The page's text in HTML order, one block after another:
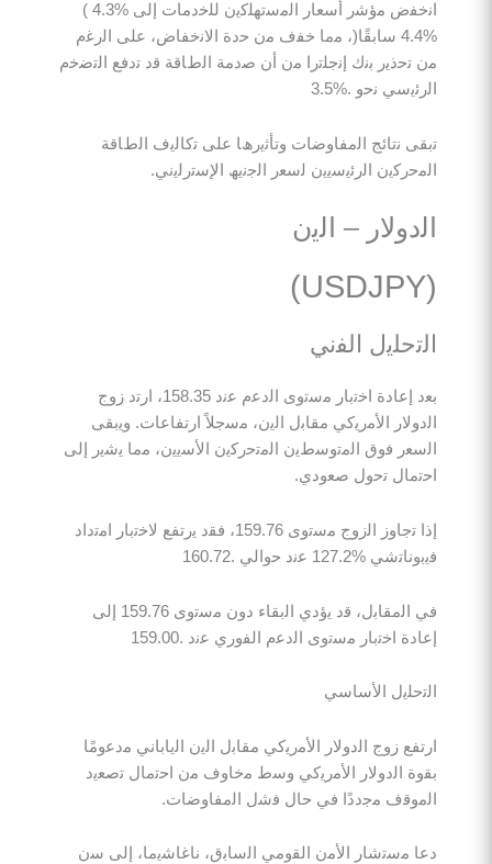
اﻧﺧﻔض ﻣؤﺷر أﺳﻌﺎر اﻟﻣﺳﺗﮭﻠﻛﯾن ﻟﻠﺧدﻣﺎت إﻟﻰ %4.3 )
%4.4 ﺳﺎﺑﻘًﺎ(، ﻣﻣﺎ ﺧﻔف ﻣن ﺣدة اﻻﻧﺧﻔﺎض، ﻋﻠﻰ اﻟرﻏم
ﺑﻧك إﻧﺟﻠﺗرا ﻣن أن ﺻدﻣﺔ اﻟطﺎﻗﺔ ﻗد ﺗدﻓﻊ اﻟﺗﺿﺧم
ﻧﺣو .%3.5
اﻟﻣﻔﺎوﺿﺎت وﺗﺄﺛﯾرھﺎ ﻋﻠﻰ ﺗﻛﺎﻟﯾف اﻟطﺎﻗﺔ
اﻟرﺋﯾﺳﯾﯾن ﻟﺳﻌر اﻟﺟﻧﯾﮫ اﻹﺳﺗرﻟﯾﻧﻲ.
– اﻟﯾن
اﻟﻔﻧﻲ
ﺑﻌد إﻋﺎدة اﺧﺗﺑﺎر ﻣﺳﺗوى اﻟدﻋم ﻋﻧد 158.35، ارﺗد زوج
اﻷﻣرﯾﻛﻲ ﻣﻘﺎﺑل اﻟﯾن، ﻣﺳﺟﻼً ارﺗﻔﺎﻋﺎت. وﯾﺑﻘﻰ
ﻓوق اﻟﻣﺗوﺳطﯾن اﻟﻣﺗﺣرﻛﯾن اﻷﺳﯾﯾن، ﻣﻣﺎ ﯾﺷﯾر إﻟﻰ
ﺗﺣول ﺻﻌودي.
إذا ﺗﺟﺎوز اﻟزوج ﻣﺳﺗوى 159.76، ﻓﻘد ﯾرﺗﻔﻊ ﻻﺧﺗﺑﺎر اﻣﺗداد
ﻓﻲ اﻟﻣﻘﺎﺑل، ﻗد ﯾؤدي اﻟﺑﻘﺎء دون ﻣﺳﺗوى 159.76 إﻟﻰ
اﺧﺗﺑﺎر ﻣﺳﺗوى اﻟدﻋم اﻟﻔوري ﻋﻧد .159.00
اﻷﺳﺎﺳﻲ
زوج اﻟدوﻻر اﻷﻣرﯾﻛﻲ ﻣﻘﺎﺑل اﻟﯾن اﻟﯾﺎﺑﺎﻧﻲ ﻣدﻋوﻣًﺎ
اﻟدوﻻر اﻷﻣرﯾﻛﻲ وﺳط ﻣﺧﺎوف ﻣن اﺣﺗﻣﺎل ﺗﺻﻌﯾد
ﻣﺟددًا ﻓﻲ ﺣﺎل ﻓﺷل اﻟﻣﻔﺎوﺿﺎت.
اﻷﻣن اﻟﻘوﻣﻲ اﻟﺳﺎﺑق، ﻧﺎﻏﺎﺷﯾﻣﺎ، إﻟﻰ ﺳن